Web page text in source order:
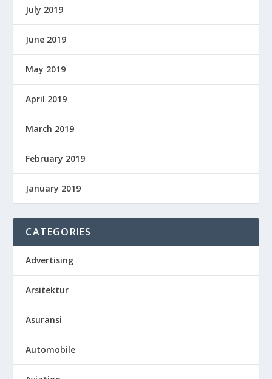
July 2019
June 2019
May 2019
April 2019
March 2019
February 2019
January 2019
CATEGORIES
Advertising
Arsitektur
Asuransi
Automobile